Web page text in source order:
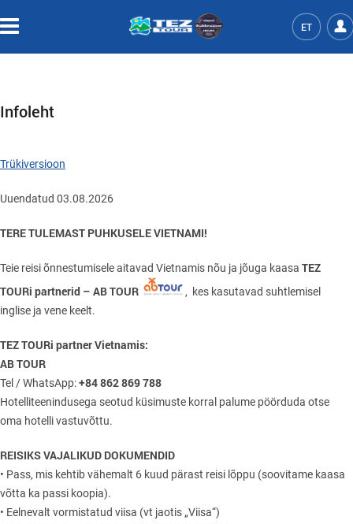
ET
Infoleht
Trükiversioon
Uuendatud 03.08.2026
TERE TULEMAST PUHKUSELE VIETNAMI!
Teie reisi õnnestumisele aitavad Vietnamis nõu ja jõuga kaasa TEZ
TOURi partnerid – AB TOUR
, kes kasutavad suhtlemisel
inglise ja vene keelt.
TEZ TOURi partner Vietnamis:
AB TOUR
Tel / WhatsApp:+84 862 869 788
Hotelliteenindusega seotud küsimuste korral palume pöörduda otse
oma hotelli vastuvõttu.
REISIKS VAJALIKUD DOKUMENDID
• Pass, mis kehtib vähemalt 6 kuud pärast reisi lõppu (soovitame kaasa
võtta ka passi koopia).
• Eelnevalt vormistatud viisa (vt jaotis „Viisa“)